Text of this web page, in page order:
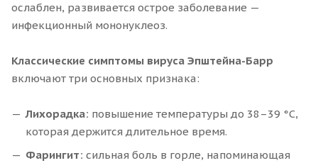
ослаблен, развивается острое заболевание —
инфекционный мононуклеоз.
Классические симптомы вируса Эпштейна-Барр
включают три основных признака:
Лихорадка: повышение температуры до 38–39 °C,
которая держится длительное время.
Фарингит: сильная боль в горле, напоминающая